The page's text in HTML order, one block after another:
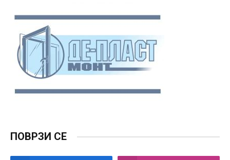
ПОВРЗИ СЕ